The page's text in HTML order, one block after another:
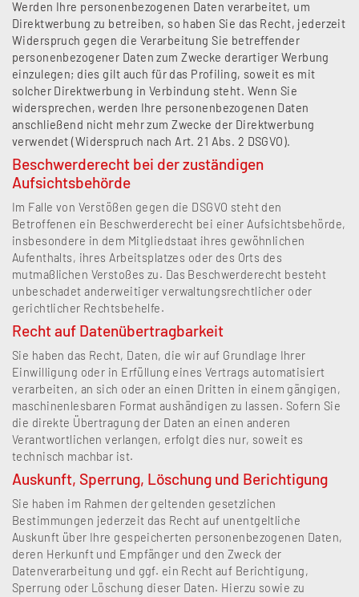
Werden Ihre personenbezogenen Daten verarbeitet, um
Direktwerbung zu betreiben, so haben Sie das Recht, jederzeit
Widerspruch gegen die Verarbeitung Sie betreffender
personenbezogener Daten zum Zwecke derartiger Werbung
einzulegen; dies gilt auch für das Profiling, soweit es mit
solcher Direktwerbung in Verbindung steht. Wenn Sie
widersprechen, werden Ihre personenbezogenen Daten
anschließend nicht mehr zum Zwecke der Direktwerbung
verwendet (Widerspruch nach Art. 21 Abs. 2 DSGVO).
Beschwerderecht bei der zuständigen
Aufsichtsbehörde
Im Falle von Verstößen gegen die DSGVO steht den
Betroffenen ein Beschwerderecht bei einer Aufsichtsbehörde,
insbesondere in dem Mitgliedstaat ihres gewöhnlichen
Aufenthalts, ihres Arbeitsplatzes oder des Orts des
mutmaßlichen Verstoßes zu. Das Beschwerderecht besteht
unbeschadet anderweitiger verwaltungsrechtlicher oder
gerichtlicher Rechtsbehelfe.
Recht auf Datenübertragbarkeit
Sie haben das Recht, Daten, die wir auf Grundlage Ihrer
Einwilligung oder in Erfüllung eines Vertrags automatisiert
verarbeiten, an sich oder an einen Dritten in einem gängigen,
maschinenlesbaren Format aushändigen zu lassen. Sofern Sie
die direkte Übertragung der Daten an einen anderen
Verantwortlichen verlangen, erfolgt dies nur, soweit es
technisch machbar ist.
Auskunft, Sperrung, Löschung und Berichtigung
Sie haben im Rahmen der geltenden gesetzlichen
Bestimmungen jederzeit das Recht auf unentgeltliche
Auskunft über Ihre gespeicherten personenbezogenen Daten,
deren Herkunft und Empfänger und den Zweck der
Datenverarbeitung und ggf. ein Recht auf Berichtigung,
Sperrung oder Löschung dieser Daten. Hierzu sowie zu